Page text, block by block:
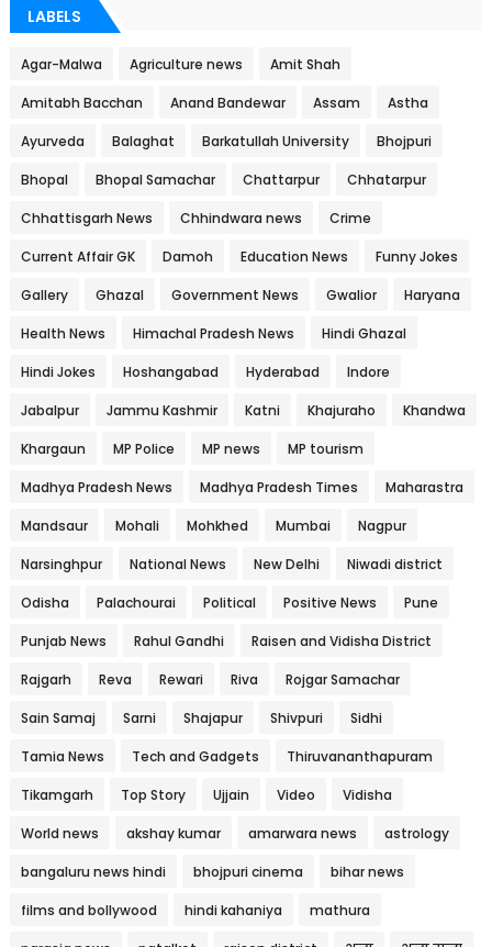
LABELS
Agar-Malwa Agriculture news Amit Shah
Amitabh Bacchan Anand Bandewar Assam Astha
Ayurveda Balaghat Barkatullah University Bhojpuri
Bhopal Bhopal Samachar Chattarpur Chhatarpur
Chhattisgarh News Chhindwara news Crime
Current Affair GK Damoh Education News Funny Jokes
Gallery Ghazal Government News Gwalior Haryana
Health News Himachal Pradesh News Hindi Ghazal
Hindi Jokes Hoshangabad Hyderabad Indore
Jabalpur Jammu Kashmir Katni Khajuraho Khandwa
Khargaun MP Police MP news MP tourism
Madhya Pradesh News Madhya Pradesh Times Maharastra
Mandsaur Mohali Mohkhed Mumbai Nagpur
Narsinghpur National News New Delhi Niwadi district
Odisha Palachourai Political Positive News Pune
Punjab News Rahul Gandhi Raisen and Vidisha District
Rajgarh Reva Rewari Riva Rojgar Samachar
Sain Samaj Sarni Shajapur Shivpuri Sidhi
Tamia News Tech and Gadgets Thiruvananthapuram
Tikamgarh Top Story Ujjain Video Vidisha
World news akshay kumar amarwara news astrology
bangaluru news hindi bhojpuri cinema bihar news
films and bollywood hindi kahaniya mathura